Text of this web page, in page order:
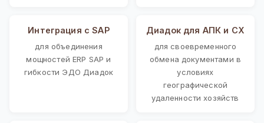
Интеграция с SAP
для объединения
мощностей ERP SAP и
гибкости ЭДО Диадок
Диадок для АПК и СХ
для своевременного
обмена документами в
условиях
географической
удаленности хозяйств